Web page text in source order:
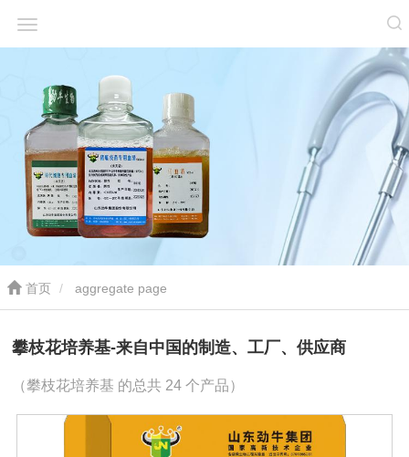
首页 aggregate page
攀枝花培养基-来自中国的制造、工厂、供应商
（攀枝花培养基 的总共 24 个产品）